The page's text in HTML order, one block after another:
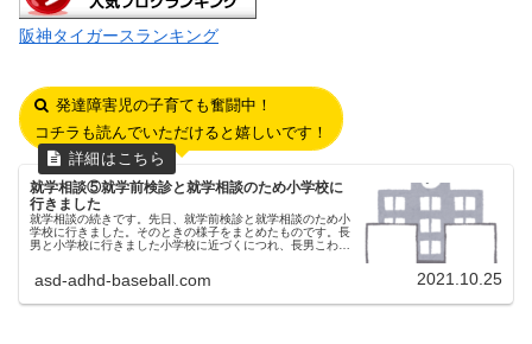
阪神タイガースランキング
発達障害児の子育ても奮闘中！
コチラも読んでいただけると嬉しいです！
就学相談⑤就学前検診と就学相談のため小学校に
行きました
就学相談の続きです。先日、就学前検診と就学相談のため小
学校に行きました。そのときの様子をまとめたものです。長
男と小学校に行きました小学校に近づくにつれ、長男こわい
けて何組も歩いていく姿を...
asd-adhd-baseball.com 2021.10.25